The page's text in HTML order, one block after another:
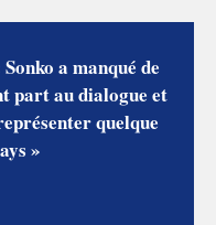
a manqué de
part au dialogue et
quelque
»